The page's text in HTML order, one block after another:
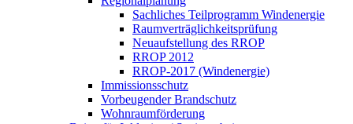
Sachliches Teilprogramm Windenergie
Raumverträglichkeitsprüfung
Neuaufstellung des RROP
RROP 2012
RROP-2017 (Windenergie)
Immissionsschutz
Vorbeugender Brandschutz
Wohnraumförderung